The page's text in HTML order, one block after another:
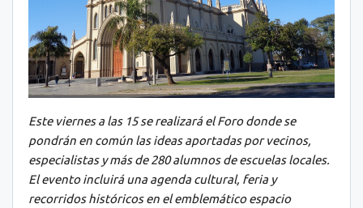
Este viernes a las 15 se realizará el Foro donde se
pondrán en común las ideas aportadas por vecinos,
especialistas y más de 280 alumnos de escuelas locales.
El evento incluirá una agenda cultural, feria y
recorridos históricos en el emblemático espacio